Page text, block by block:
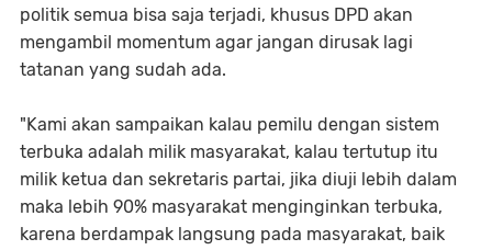
politik semua bisa saja terjadi, khusus DPD akan
mengambil momentum agar jangan dirusak lagi
tatanan yang sudah ada.
"Kami akan sampaikan kalau pemilu dengan sistem
terbuka adalah milik masyarakat, kalau tertutup itu
milik ketua dan sekretaris partai, jika diuji lebih dalam
maka lebih 90% masyarakat menginginkan terbuka,
karena berdampak langsung pada masyarakat, baik